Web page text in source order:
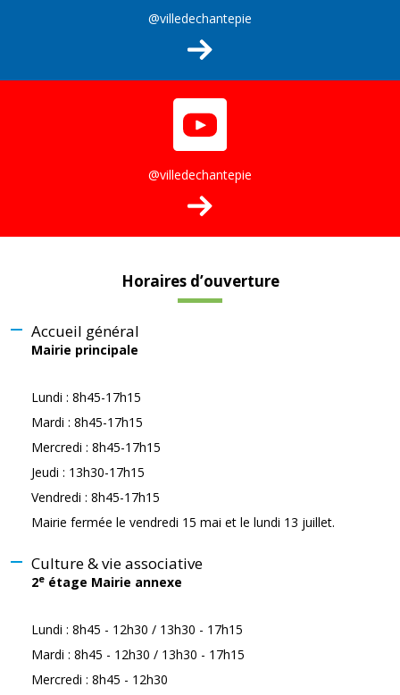
@villedechantepie
@villedechantepie
Horaires d’ouverture
Accueil général
Mairie principale
Lundi : 8h45-17h15
Mardi : 8h45-17h15
Mercredi : 8h45-17h15
Jeudi : 13h30-17h15
Vendredi : 8h45-17h15
Mairie fermée le vendredi 15 mai et le lundi 13 juillet.
Culture & vie associative
2e étage Mairie annexe
Lundi : 8h45 - 12h30 / 13h30 - 17h15
Mardi : 8h45 - 12h30 / 13h30 - 17h15
Mercredi : 8h45 - 12h30